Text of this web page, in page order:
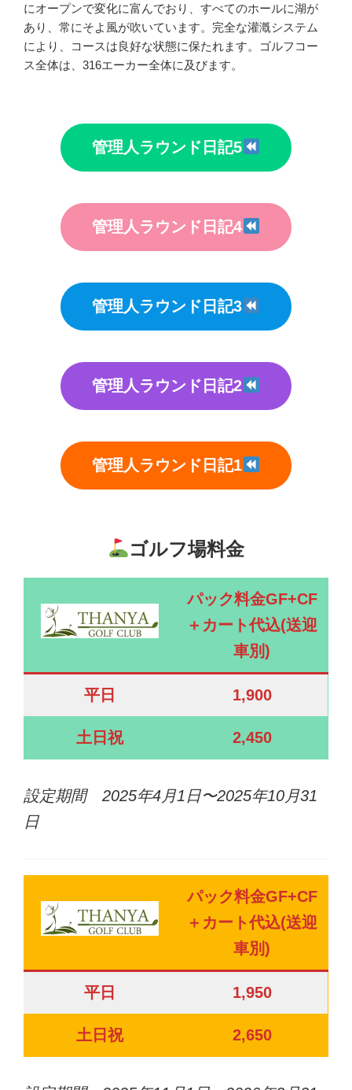
にオープンで変化に富んでおり、すべてのホールに湖が
あり、常にそよ風が吹いています。完全な灌漑システム
により、コースは良好な状態に保たれます。ゴルフコー
ス全体は、316エーカー全体に及びます。
管理人ラウンド日記5
管理人ラウンド日記4
管理人ラウンド日記3
管理人ラウンド日記2
管理人ラウンド日記1
ゴルフ場料金
パック料金GF+CF
＋カート代込(送迎
車別)
平日 1,900
土日祝 2,450
設定期間2025年4月1日〜2025年10月31
日
パック料金GF+CF
＋カート代込(送迎
車別)
平日 1,950
土日祝 2,650